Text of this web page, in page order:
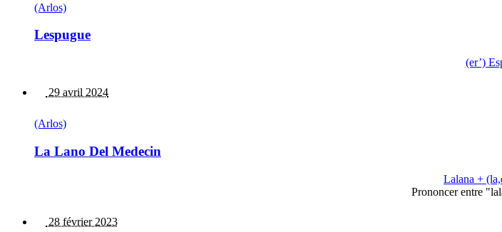
(Arlos)
Lespugue
(er’)
29 avril 2024
(Arlos)
La Lano Del Medecin
Lalana +
Prononcer entre
28 février 2023